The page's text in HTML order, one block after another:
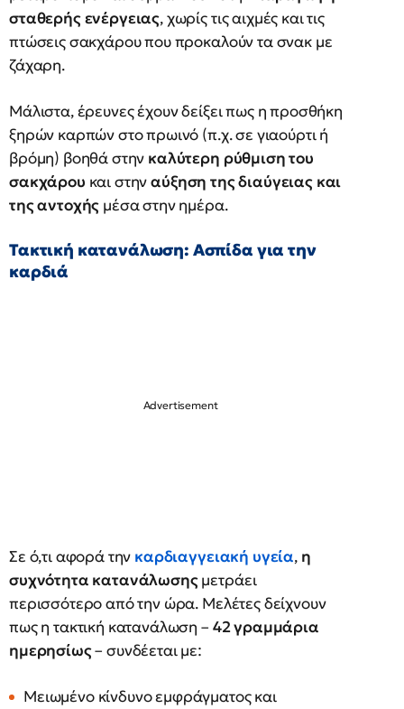
σταθερής ενέργειας, χωρίς τις αιχμές και τις
πτώσεις σακχάρου που προκαλούν τα σνακ με
ζάχαρη.
Μάλιστα, έρευνες έχουν δείξει πως η προσθήκη
ξηρών καρπών στο πρωινό (π.χ. σε γιαούρτι ή
βρόμη) βοηθά στην καλύτερη ρύθμιση του
σακχάρου και στηναύξηση της διαύγειας και
της αντοχής μέσα στην ημέρα.
Τακτική κατανάλωση: Ασπίδα για την
καρδιά
Σε ό,τι αφορά την καρδιαγγειακή υγεία, η
συχνότητα κατανάλωσηςμετράει
περισσότερο από την ώρα. Μελέτες δείχνουν
πως η τακτική κατανάλωση – 42 γραμμάρια
ημερησίως– συνδέεται με:
Μειωμένο κίνδυνο εμφράγματος και